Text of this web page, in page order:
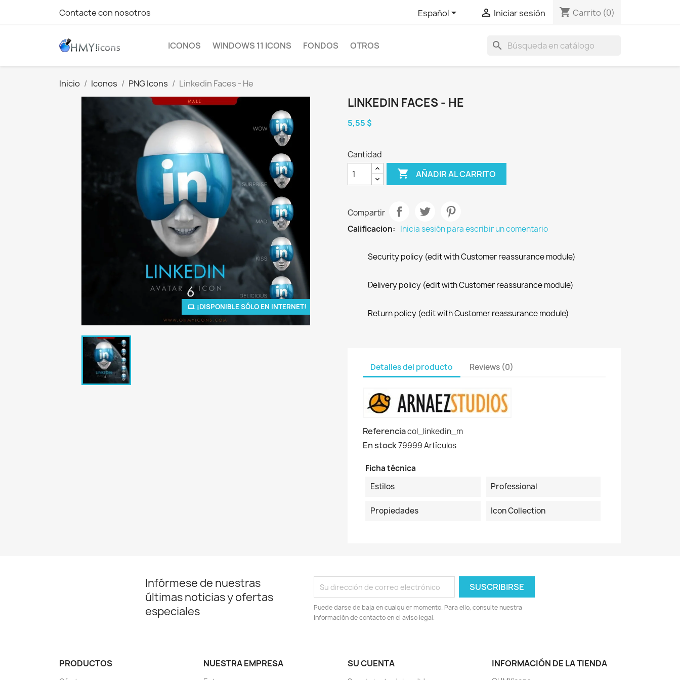
Contacte con nosotros Español  Iniciar sesión shopping_cart Carrito (0)
ICONOS WINDOWS 11 ICONS FONDOS OTROS search
Inicio Iconos PNG Icons Linkedin Faces - He
¡DISPONIBLE SÓLO EN INTERNET!
LINKEDIN FACES - HE
5,55 $
Cantidad
 AÑADIR AL CARRITO
Compartir
Calificacion: Inicia sesión para escribir un comentario
Security policy (edit with Customer reassurance module)
Delivery policy (edit with Customer reassurance module)
Return policy (edit with Customer reassurance module)
Detalles del producto Reviews (0)
Referenciacol_linkedin_m
En stock79999 Artículos
Ficha técnica
Estilos
Professional
Propiedades Icon Collection
Infórmese de nuestras
últimas noticias y ofertas
especiales
Puede darse de baja en cualquier momento. Para ello, consulte nuestra
información de contacto en el aviso legal.
PRODUCTOS NUESTRA EMPRESA SU CUENTA INFORMACIÓN DE LA TIENDA